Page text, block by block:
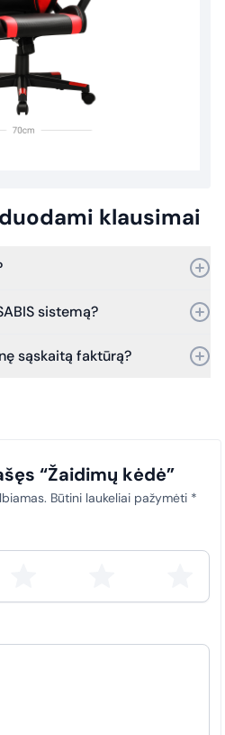
klausimai
tiek kreipkitės, ir mes
sistemą?
įstaigos pirkimų
visiems pirkimams, siekiant
atitiktį teisės aktų nuostatoms.
sąskaitą faktūrą?
“Žaidimų kėdė”
Būtini laukeliai pažymėti *